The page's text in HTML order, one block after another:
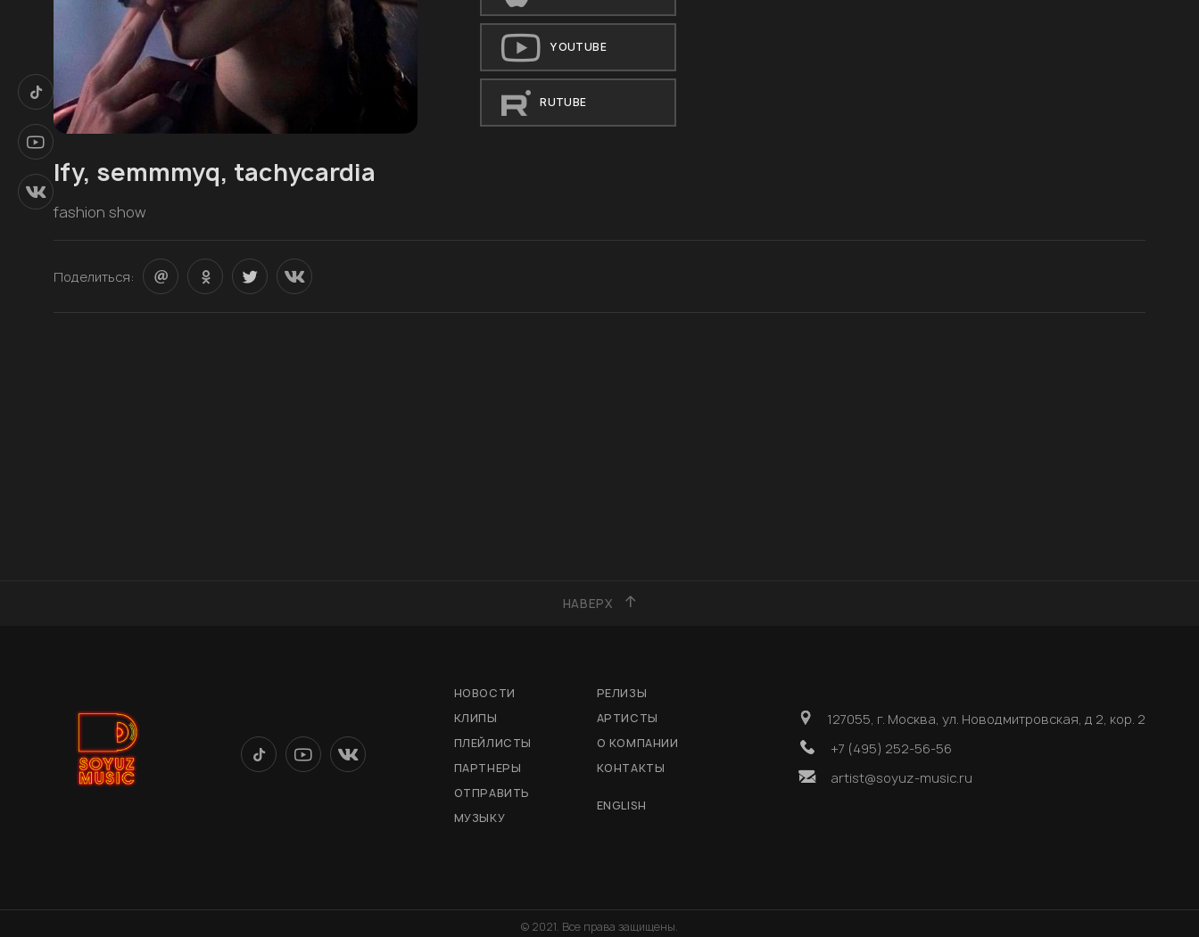
YOUTUBE
RUTUBE
lfy, semmmyq, tachycardia
fashion show
Поделиться:
НАВЕРХ
НОВОСТИ
РЕЛИЗЫ
КЛИПЫ
АРТИСТЫ
ПЛЕЙЛИСТЫ
О КОМПАНИИ
ПАРТНЕРЫ
КОНТАКТЫ
ОТПРАВИТЬ
МУЗЫКУ
ENGLISH
127055, г. Москва, ул. Новодмитровская, д 2, кор. 2
+7 (495) 252-56-56
artist@soyuz-music.ru
© 2021. Все права защищены.